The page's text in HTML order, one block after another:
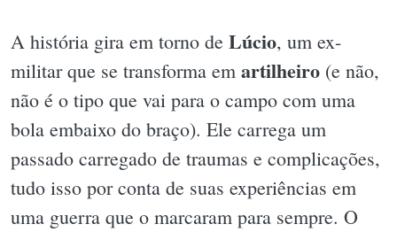
A história gira em torno de Lúcio, um ex-
militar que se transforma em artilheiro (e não,
não é o tipo que vai para o campo com uma
bola embaixo do braço). Ele carrega um
passado carregado de traumas e complicações,
tudo isso por conta de suas experiências em
uma guerra que o marcaram para sempre. O